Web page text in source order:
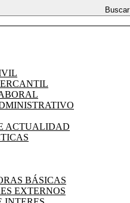
Buscar
ACTUALIDAD
BÁSICAS
EXTERNOS